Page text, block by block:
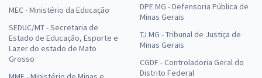
MEC - Ministério da Educação
SEDUC/MT - Secretaria de
Estado de Educação, Esporte e
Lazer do estado de Mato
Grosso
DPE MG - Defensoria Pública de
Minas Gerais
TJ MG - Tribunal de Justiça de
Minas Gerais
CGDF - Controladoria Geral do
Distrito Federal